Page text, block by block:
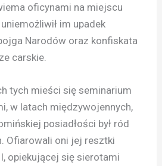
oficynami na miejscu
im upadek
Narodów oraz konfiskata
carskie.
tych mieści się seminarium
w latach międzywojennych,
posiadłości był ród
Ofiarowali oni jej resztki
opiekującej się sierotami